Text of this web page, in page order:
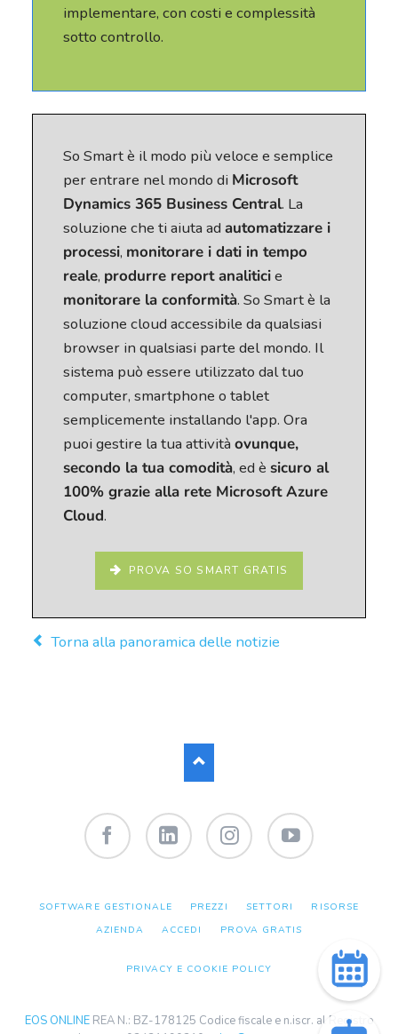
implementare, con costi e complessità
sotto controllo.
So Smart è il modo più veloce e semplice
per entrare nel mondo di Microsoft
Dynamics 365 Business Central. La
soluzione che ti aiuta ad automatizzare i
processi, monitorare i dati in tempo
reale, produrre report analiticie
monitorare la conformità. So Smart è la
soluzione cloud accessibile da qualsiasi
browser in qualsiasi parte del mondo. Il
sistema può essere utilizzato dal tuo
computer, smartphone o tablet
semplicemente installando l'app. Ora
puoi gestire la tua attività ovunque,
secondo la tua comodità, ed è sicuro al
100% grazie alla rete Microsoft Azure
Cloud.
PROVA SO SMART GRATIS
Torna alla panoramica delle notizie
SALTA
NAVIGAZIONE
SOFTWARE GESTIONALE PREZZI SETTORI
RISORSE
AZIENDA
ACCEDI PROVA GRATIS
PRIVACY E COOKIE POLICY
EOS ONLINEREA N.: BZ-178125 Codice fiscale e n.iscr. al Registro